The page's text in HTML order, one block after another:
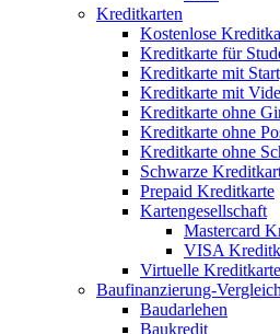
Kreditkarten
Kostenlose
Kreditkarte für
Kreditkarte mit
Kreditkarte mit
Kreditkarte ohne
Kreditkarte ohne
Kreditkarte ohne
Schwarze
Prepaid Kreditkarte
Kartengesellschaft
Mastercard
VISA
Virtuelle Kreditkarte
Baufinanzierung-Vergleich
Baudarlehen
Baukredit